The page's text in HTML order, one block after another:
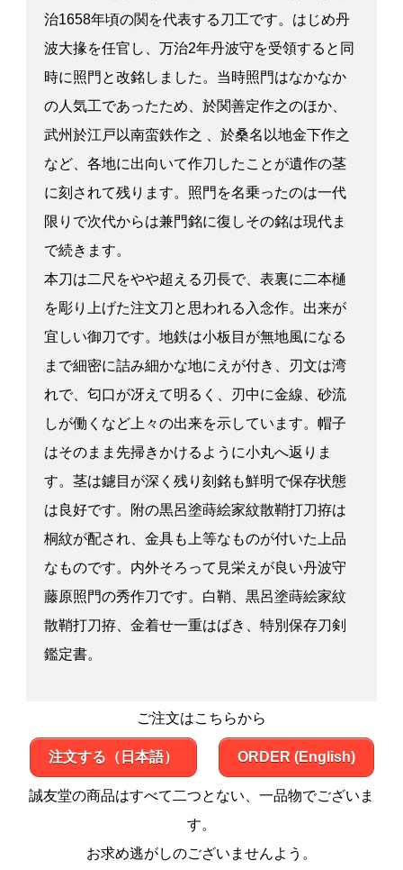
治1658年頃の関を代表する刀工です。はじめ丹
波大掾を任官し、万治2年丹波守を受領すると同
時に照門と改銘しました。当時照門はなかなか
の人気工であったため、於関善定作之のほか、
武州於江戸以南蛮鉄作之 、於桑名以地金下作之
など、各地に出向いて作刀したことが遺作の茎
に刻されて残ります。照門を名乗ったのは一代
限りで次代からは兼門銘に復しその銘は現代ま
で続きます。
本刀は二尺をやや超える刃長で、表裏に二本樋
を彫り上げた注文刀と思われる入念作。出来が
宜しい御刀です。地鉄は小板目が無地風になる
まで細密に詰み細かな地にえが付き、刃文は湾
れで、匂口が冴えて明るく、刃中に金線、砂流
しが働くなど上々の出来を示しています。帽子
はそのまま先掃きかけるように小丸へ返りま
す。茎は鑢目が深く残り刻銘も鮮明で保存状態
は良好です。附の黒呂塗蒔絵家紋散鞘打刀拵は
桐紋が配され、金具も上等なものが付いた上品
なものです。内外そろって見栄えが良い丹波守
藤原照門の秀作刀です。白鞘、黒呂塗蒔絵家紋
散鞘打刀拵、金着せ一重はばき、特別保存刀剣
鑑定書。
ご注文はこちらから
注文する（日本語） ORDER (English)
誠友堂の商品はすべて二つとない、一品物でございま
す。
お求め逃がしのございませんよう。